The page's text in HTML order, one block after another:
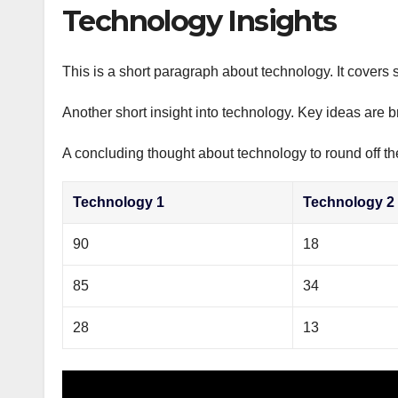
Technology Insights
This is a short paragraph about technology. It covers
Another short insight into technology. Key ideas are
A concluding thought about technology to round off
Technology 1 Technology 2
90 18
85 34
28 13